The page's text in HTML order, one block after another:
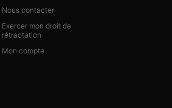
Nous contacter
Exercer mon droit de
rétractation
Mon compte